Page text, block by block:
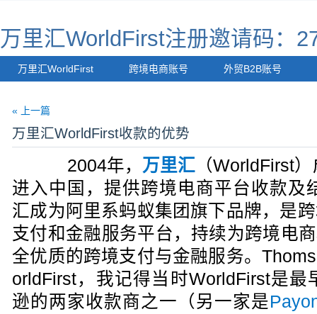
万里汇WorldFirst注册邀请码：
万里汇WorldFirst 跨境电商账号 外贸B2B账号
« 上一篇
万里汇WorldFirst收款的优势
2004年， 万里汇 （WorldFirst
进入中国，提供跨境电商平台收款及
汇成为阿里系蚂蚁集团旗下品牌，是
支付和金融服务平台，持续为跨境电
全优质的跨境支付与金融服务。
orldFirst，我记得当时WorldFirst是
逊的两家收款商之一（另一家是